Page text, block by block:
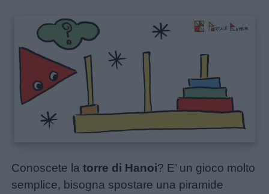
Conoscete latorre di Hanoi? E’ un gioco molto
semplice, bisogna spostare una piramide